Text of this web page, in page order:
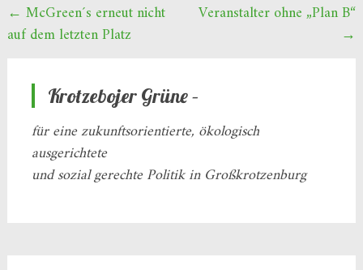
Beitragsnavigation
← McGreen´s erneut nicht
auf dem letzten Platz
Veranstalter ohne „Plan B“
→
Krotzebojer Grüne –
für eine zukunftsorientierte, ökologisch
ausgerichtete
und sozial gerechte Politik in Großkrotzenburg